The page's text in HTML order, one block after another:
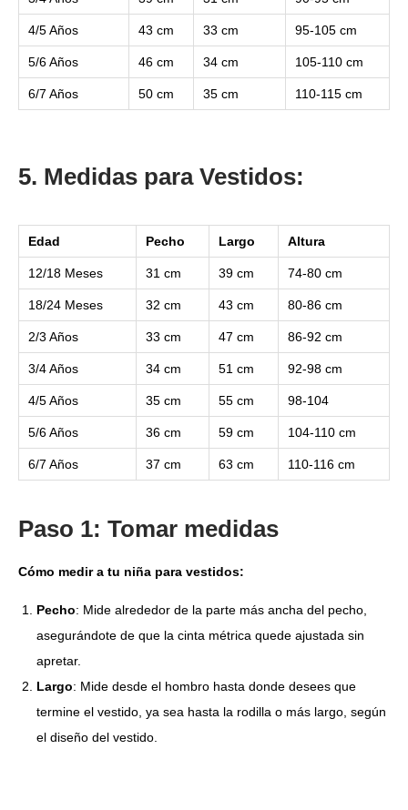
4/5 Años 43 cm 33 cm 95-105 cm
5/6 Años 46 cm 34 cm 105-110 cm
6/7 Años 50 cm 35 cm 110-115 cm
5. Medidas para Vestidos:
Edad Pecho Largo Altura
12/18 Meses 31 cm 39 cm 74-80 cm
18/24 Meses 32 cm 43 cm 80-86 cm
2/3 Años 33 cm 47 cm 86-92 cm
3/4 Años 34 cm 51 cm 92-98 cm
4/5 Años 35 cm 55 cm 98-104
5/6 Años 36 cm 59 cm 104-110 cm
6/7 Años 37 cm 63 cm 110-116 cm
Paso 1: Tomar medidas
Cómo medir a tu niña para vestidos:
Pecho: Mide alrededor de la parte más ancha del pecho,
asegurándote de que la cinta métrica quede ajustada sin
apretar.
Largo: Mide desde el hombro hasta donde desees que
termine el vestido, ya sea hasta la rodilla o más largo, según
el diseño del vestido.